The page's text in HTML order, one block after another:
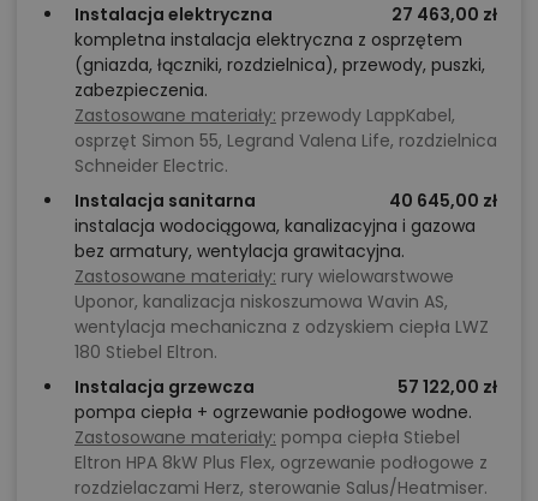
Instalacja elektryczna
27 463,00 zł
kompletna instalacja elektryczna z osprzętem
(gniazda, łączniki, rozdzielnica), przewody, puszki,
zabezpieczenia.
Zastosowane materiały: przewody LappKabel,
osprzęt Simon 55, Legrand Valena Life, rozdzielnica
Schneider Electric.
Instalacja sanitarna
40 645,00 zł
instalacja wodociągowa, kanalizacyjna i gazowa
bez armatury, wentylacja grawitacyjna.
Zastosowane materiały: rury wielowarstwowe
Uponor, kanalizacja niskoszumowa Wavin AS,
wentylacja mechaniczna z odzyskiem ciepła LWZ
180 Stiebel Eltron.
Instalacja grzewcza
57 122,00 zł
pompa ciepła + ogrzewanie podłogowe wodne.
Zastosowane materiały: pompa ciepła Stiebel
Eltron HPA 8kW Plus Flex, ogrzewanie podłogowe z
rozdzielaczami Herz, sterowanie Salus/Heatmiser.